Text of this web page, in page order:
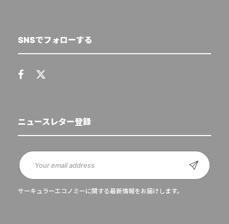
SNSでフォローする
ニュースレター登録
サーキュラーエコノミーに関する最新情報をお届けします。